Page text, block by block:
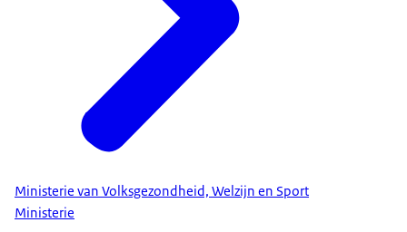
Ministerie van Volksgezondheid, Welzijn en Sport
Ministerie